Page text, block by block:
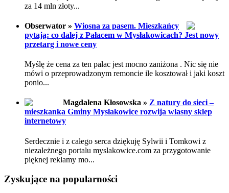
za 14 mln złoty...
Obserwator » Wiosna za pasem. Mieszkańcy
pytają: co dalej z Pałacem w Mysłakowicach? Jest nowy
przetarg i nowe ceny
Myślę że cena za ten pałac jest mocno zaniżona . Nic się nie
mówi o przeprowadzonym remoncie ile kosztował i jaki koszt
ponio...
Magdalena Kłosowska » Z natury do sieci –
mieszkanka Gminy Mysłakowice rozwija własny sklep
internetowy
Serdecznie i z całego serca dziękuję Sylwii i Tomkowi z
niezależnego portalu myslakowice.com za przygotowanie
pięknej reklamy mo...
Zyskujące na popularności